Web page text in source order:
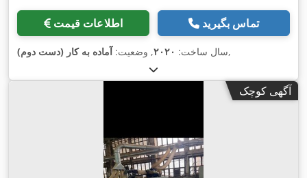
اطلاعات قیمت تماس بگیرید
سال ساخت: ۲۰۲۰, وضعیت:آماده به کار (دست دوم) ,
آگهی کوچک